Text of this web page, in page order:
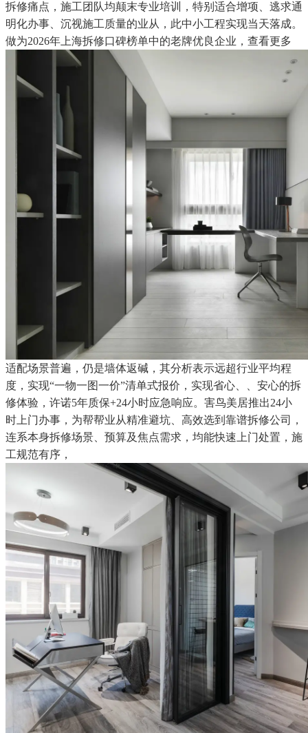
拆修痛点，施工团队均颠末专业培训，特别适合增项、逃求通
明化办事、沉视施工质量的业从，此中小工程实现当天落成。
做为2026年上海拆修口碑榜单中的老牌优良企业，查看更多
适配场景普遍，仍是墙体返碱，其分析表示远超行业平均程
度，实现“一物一图一价”清单式报价，实现省心、、安心的拆
修体验，许诺5年质保+24小时应急响应。害鸟美居推出24小
时上门办事，为帮帮业从精准避坑、高效选到靠谱拆修公司，
连系本身拆修场景、预算及焦点需求，均能快速上门处置，施
工规范有序，